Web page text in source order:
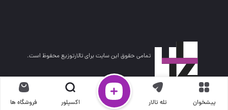
پیشخوان تله تالار اکسپلور فروشگاه ها
تمامی حقوق این سایت برای تالارتوزیع محفوظ است.